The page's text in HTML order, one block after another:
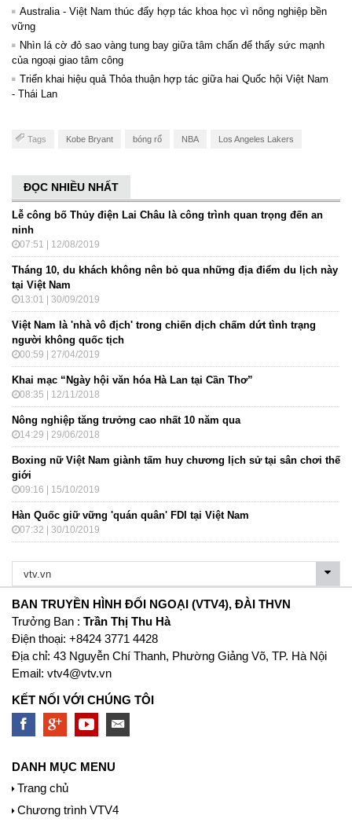
Australia - Việt Nam thúc đẩy hợp tác khoa học vì nông nghiệp bền
vững
Nhìn lá cờ đỏ sao vàng tung bay giữa tâm chấn để thấy sức mạnh
của ngoại giao tâm công
Triển khai hiệu quả Thỏa thuận hợp tác giữa hai Quốc hội Việt Nam
- Thái Lan
Tags Kobe Bryant bóng rổ NBA Los Angeles Lakers
ĐỌC NHIỀU NHẤT
Lễ công bố Thủy điện Lai Châu là công trình quan trọng đến an
ninh
07:51 | 12/08/2019
Tháng 10, du khách không nên bỏ qua những địa điểm du lịch này
tại Việt Nam
13:01 | 30/09/2019
Việt Nam là 'nhà vô địch' trong chiến dịch chấm dứt tình trạng
người không quốc tịch
00:59 | 27/04/2019
Khai mạc “Ngày hội văn hóa Hà Lan tại Cần Thơ”
08:35 | 12/11/2018
Nông nghiệp tăng trưởng cao nhất 10 năm qua
14:29 | 29/06/2018
Boxing nữ Việt Nam giành tấm huy chương lịch sử tại sân chơi thế
giới
09:16 | 15/10/2019
Hàn Quốc giữ vững 'quán quân' FDI tại Việt Nam
07:32 | 30/10/2019
BAN TRUYỀN HÌNH ĐỐI NGOẠI (VTV4), ĐÀI THVN
Trưởng Ban : Trần Thị Thu Hà
Ðiện thoại: +8424 3771 4428
Địa chỉ: 43 Nguyễn Chí Thanh, Phường Giảng Võ, TP. Hà Nội
Email: vtv4@vtv.vn
KẾT NỐI VỚI CHÚNG TÔI
DANH MỤC MENU
Trang chủ
Chương trình VTV4